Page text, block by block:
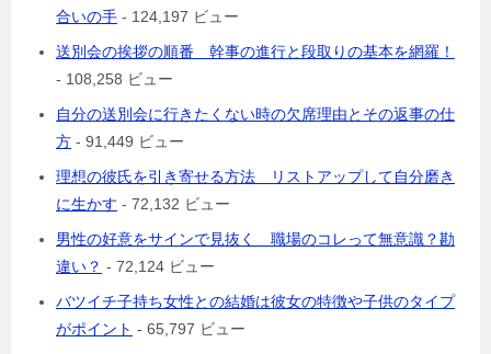
合いの手 - 124,197 ビュー
送別会の挨拶の順番 幹事の進行と段取りの基本を網羅！
- 108,258 ビュー
自分の送別会に行きたくない時の欠席理由とその返事の仕
方 - 91,449 ビュー
理想の彼氏を引き寄せる方法 リストアップして自分磨き
に生かす - 72,132 ビュー
男性の好意をサインで見抜く 職場のコレって無意識？勘
違い？ - 72,124 ビュー
バツイチ子持ち女性との結婚は彼女の特徴や子供のタイプ
がポイント - 65,797 ビュー